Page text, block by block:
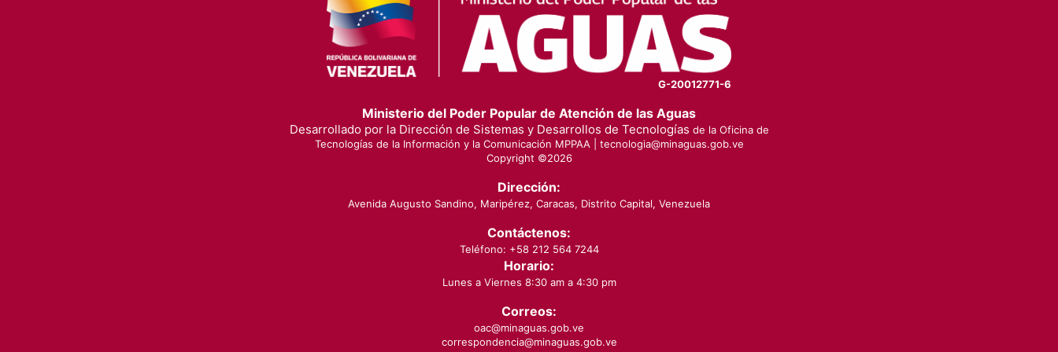
G-20012771-6
Ministerio del Poder Popular de Atención de las Aguas
Desarrollado por la Dirección de Sistemas y Desarrollos de Tecnologías de la Oficina de
Tecnologías de la Información y la Comunicación MPPAA | tecnologia@minaguas.gob.ve
Copyright ©2026
Dirección:
Avenida Augusto Sandino, Maripérez, Caracas, Distrito Capital, Venezuela
Contáctenos:
Teléfono: +58 212 564 7244
Horario:
Lunes a Viernes 8:30 am a 4:30 pm
Correos:
oac@minaguas.gob.ve
correspondencia@minaguas.gob.ve